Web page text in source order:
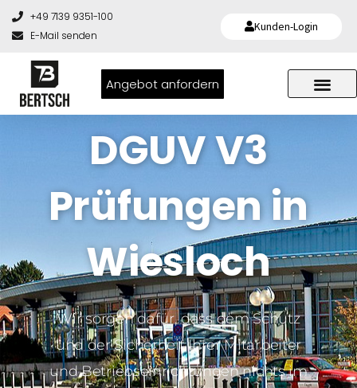
Kunden-Login
+49 7139 9351-100
E-Mail senden
Angebot anfordern
DGUV V3
Prüfungen in
Wiesloch
Wir sorgen dafür, dass dem Schutz
und der Sicherheit Ihrer Mitarbeiter
und Betriebseinrichtungen nichts im